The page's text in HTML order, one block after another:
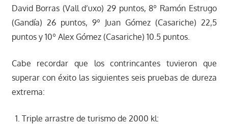
David Borras (Vall d’uxo) 29 puntos, 8º Ramón Estrugo
(Gandía) 26 puntos, 9º Juan Gómez (Casariche) 22,5
puntos y 10º Alex Gómez (Casariche) 10.5 puntos.
Cabe recordar que los contrincantes tuvieron que
superar con éxito las siguientes seis pruebas de dureza
extrema:
Triple arrastre de turismo de 2000 kl: